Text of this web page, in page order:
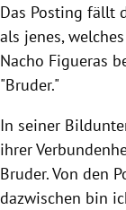
Das Posting fällt
als jenes,
Nacho Figueras
"Bruder."
In seiner
ihrer
Bruder. Von den
dazwischen bin